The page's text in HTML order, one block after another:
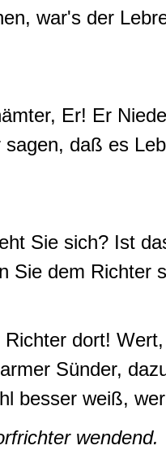
war's der
Er! Er
sagen, daß es
Sie sich? Ist
Sie dem Richter
Richter dort!
Sünder,
besser weiß,
wendend.